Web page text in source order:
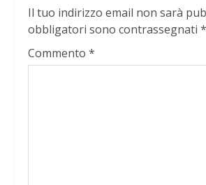
Il tuo indirizzo email non sarà
obbligatori sono contrassegnati *
Commento *